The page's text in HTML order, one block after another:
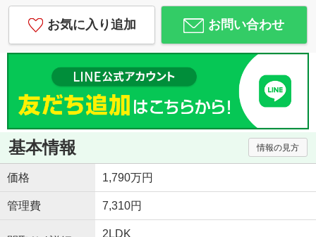
お気に入り追加 お問い合わせ
基本情報 情報の見方
価格 1,790万円
管理費 7,310円
2LDK